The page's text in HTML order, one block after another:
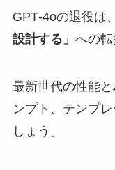
GPT‑4oの退役は、
設計する」 への転
最新世代の性能と
ンプト、テンプ
しょう。